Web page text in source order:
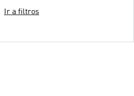
Ir a filtros